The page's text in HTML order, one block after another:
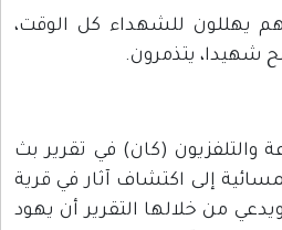
يهللون للشهداء كل الوقت،
شهيدا، يتذمرون.
والتلفزيون (كان) في تقرير بث
إلى اكتشاف آثار في قرية
من خلالها التقرير أن يهود